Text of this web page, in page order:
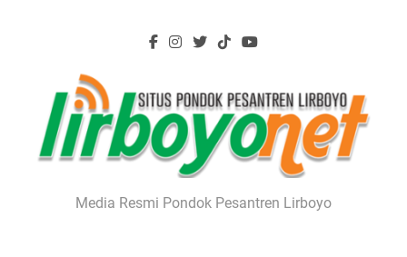
Lirboyo.net
Media Resmi Pondok Pesantren Lirboyo